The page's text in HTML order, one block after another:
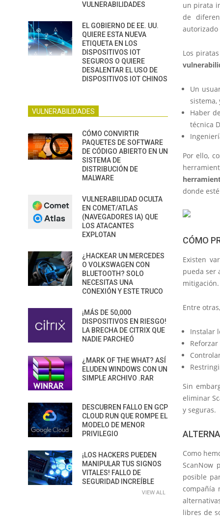
un pirata
de
autorizado
Los
Un
sistema,
Haber
técnica
Por ello,
donde
CÓMO
Existen
pueda ser
mitigación.
Entre
Instalar
Sin
eliminar
y seguras.
Como
ScanNow
posible
compañía
libres de
VULNERABILIDADES
EL GOBIERNO DE EE. UU.
QUIERE ESTA NUEVA
ETIQUETA EN LOS
DISPOSITIVOS IOT
SEGUROS O QUIERE
DESALENTAR EL USO DE
DISPOSITIVOS IOT CHINOS
VULNERABILIDADES
CÓMO CONVIRTIR
PAQUETES DE SOFTWARE
DE CÓDIGO ABIERTO EN UN
SISTEMA DE
DISTRIBUCIÓN DE
MALWARE
VULNERABILIDAD OCULTA
EN COMET/ATLAS
(NAVEGADORES IA) QUE
LOS ATACANTES
EXPLOTAN
¿HACKEAR UN MERCEDES
O VOLKSWAGEN CON
BLUETOOTH? SOLO
NECESITAS UNA
CONEXIÓN Y ESTE TRUCO
¡MÁS DE 50,000
DISPOSITIVOS EN RIESGO!
LA BRECHA DE CITRIX QUE
NADIE PARCHEÓ
¿MARK OF THE WHAT? ASÍ
ELUDEN WINDOWS CON UN
SIMPLE ARCHIVO .RAR
DESCUBREN FALLO EN GCP
CLOUD RUN QUE ROMPE EL
MODELO DE MENOR
PRIVILEGIO
¡LOS HACKERS PUEDEN
MANIPULAR TUS SIGNOS
VITALES! FALLO DE
SEGURIDAD INCREÍBLE
VIEW ALL